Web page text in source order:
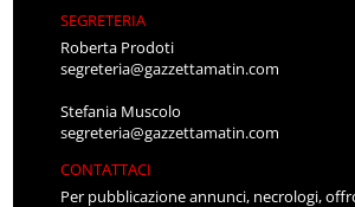
SEGRETERIA
Roberta Prodoti
segreteria@gazzettamatin.com
Stefania Muscolo
segreteria@gazzettamatin.com
CONTATTACI
Per pubblicazione annunci, necrologi,